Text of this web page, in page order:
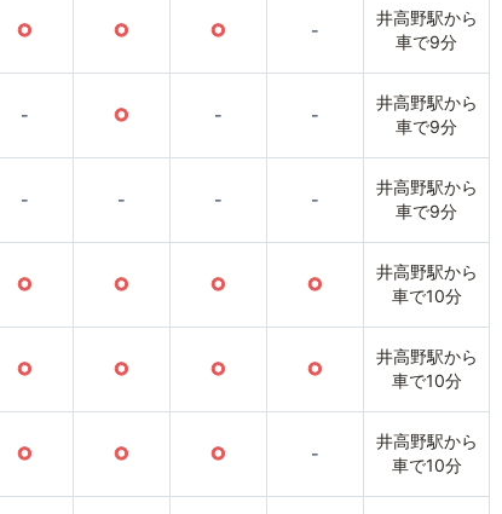
○ ○ ○ -
井高野駅から
車で9分
- ○ - -
井高野駅から
車で9分
- - - -
井高野駅から
車で9分
○ ○ ○ ○
井高野駅から
車で10分
○ ○ ○ ○
井高野駅から
車で10分
○ ○ ○ -
井高野駅から
車で10分